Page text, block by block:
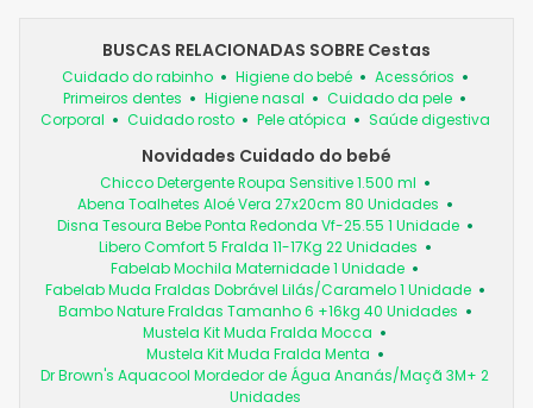
BUSCAS RELACIONADAS SOBRE Cestas
Cuidado do rabinho Higiene do bebé
Acessórios
Primeiros dentes
Higiene nasal
Cuidado da pele
Corporal
Cuidado rosto Pele atópica Saúde digestiva
Novidades Cuidado do bebé
Chicco Detergente Roupa Sensitive 1.500 ml
Abena Toalhetes Aloé Vera 27x20cm 80 Unidades
Disna Tesoura Bebe Ponta Redonda Vf-25.55 1 Unidade
Libero Comfort 5 Fralda 11-17Kg 22 Unidades
Fabelab Mochila Maternidade 1 Unidade
Fabelab Muda Fraldas Dobrável Lilás/Caramelo 1 Unidade
Bambo Nature Fraldas Tamanho 6 +16kg 40 Unidades
Mustela Kit Muda Fralda Mocca
Mustela Kit Muda Fralda Menta
Dr Brown's Aquacool Mordedor de Água Ananás/Maçã 3M+ 2
Unidades